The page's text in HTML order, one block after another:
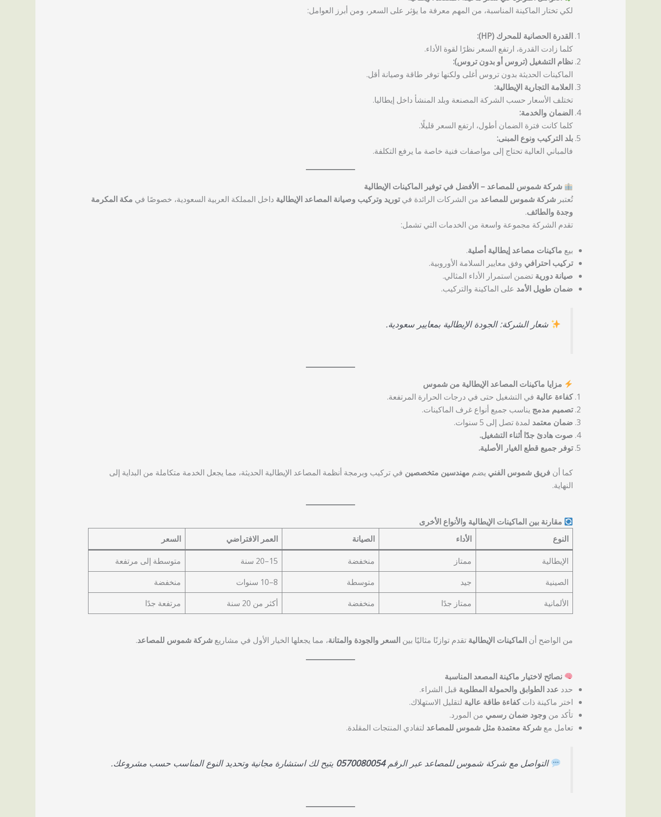
لكي تختار الماكينة المناسبة، من المهم معرفة ما يؤثر على السعر، ومن أبرز العوامل:
القدرة الحصانية للمحرك (HP):
كلما زادت القدرة، ارتفع السعر نظرًا لقوة الأداء.
نظام التشغيل (تروس أو بدون تروس):
الماكينات الحديثة بدون تروس أغلى ولكنها توفر طاقة وصيانة أقل.
العلامة التجارية الإيطالية:
تختلف الأسعار حسب الشركة المصنعة وبلد المنشأ داخل إيطاليا.
الضمان والخدمة:
كلما كانت فترة الضمان أطول، ارتفع السعر قليلًا.
بلد التركيب ونوع المبنى:
فالمباني العالية تحتاج إلى مواصفات فنية خاصة ما يرفع التكلفة.
شركة شموس للمصاعد – الأفضل في توفير الماكينات الإيطالية
تُعتبر شركة شموس للمصاعد من الشركات الرائدة فيتوريد وتركيب وصيانة المصاعد الإيطالية داخل المملكة العربية السعودية، خصوصًا في مكة المكرمة
وجدة والطائف.
تقدم الشركة مجموعة واسعة من الخدمات التي تشمل:
بيع ماكينات مصاعد إيطالية أصلية.
تركيب احترافي وفق معايير السلامة الأوروبية.
صيانة دورية تضمن استمرار الأداء المثالي.
ضمان طويل الأمد على الماكينة والتركيب.
شعار الشركة: الجودة الإيطالية بمعايير سعودية.
مزايا ماكينات المصاعد الإيطالية من شموس
كفاءة عالية في التشغيل حتى في درجات الحرارة المرتفعة.
تصميم مدمج يناسب جميع أنواع غرف الماكينات.
ضمان معتمد لمدة تصل إلى 5 سنوات.
صوت هادئ جدًا أثناء التشغيل.
توفر جميع قطع الغيار الأصلية.
كما أن فريق شموس الفني يضم مهندسين متخصصين في تركيب وبرمجة أنظمة المصاعد الإيطالية الحديثة، مما يجعل الخدمة متكاملة من البداية إلى
النهاية.
مقارنة بين الماكينات الإيطالية والأنواع الأخرى
النوع
الأداء الصيانة العمر الافتراضي السعر
الإيطالية ممتاز منخفضة 15–20 سنة
متوسطة إلى مرتفعة
الصينية
جيد متوسطة 8–10 سنوات
منخفضة
الألمانية
ممتاز جدًا منخفضة أكثر من 20 سنة مرتفعة جدًا
من الواضح أن الماكينات الإيطالية تقدم توازنًا مثاليًا بين السعر والجودة والمتانة، مما يجعلها الخيار الأول في مشاريع شركة شموس للمصاعد.
نصائح لاختيار ماكينة المصعد المناسبة
حدد عدد الطوابق والحمولة المطلوبة قبل الشراء.
اختر ماكينة ذاتكفاءة طاقة عالية لتقليل الاستهلاك.
تأكد من وجود ضمان رسمي من المورد.
تعامل مع شركة معتمدة مثل شموس للمصاعد لتفادي المنتجات المقلدة.
التواصل مع شركة شموس للمصاعد عبر الرقم0570080054 يتيح لك استشارة مجانية وتحديد النوع المناسب حسب مشروعك.